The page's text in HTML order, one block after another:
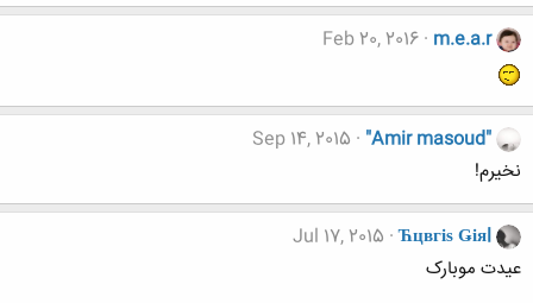
m.e.a.r
Feb 20, 2016
"Amir masoud"
Sep 14, 2015
نخیرم!
Ћцвгіѕ Ǥіяl
Jul 17, 2015
عیدت موبارک